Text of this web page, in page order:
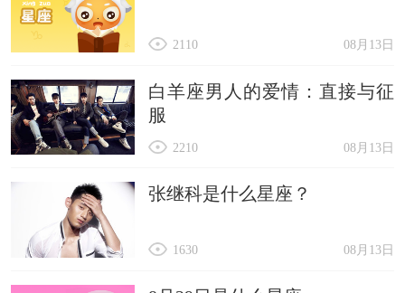
08月13日
2110
白羊座男人的爱情：直接与征
服
08月13日
2210
张继科是什么星座？
08月13日
1630